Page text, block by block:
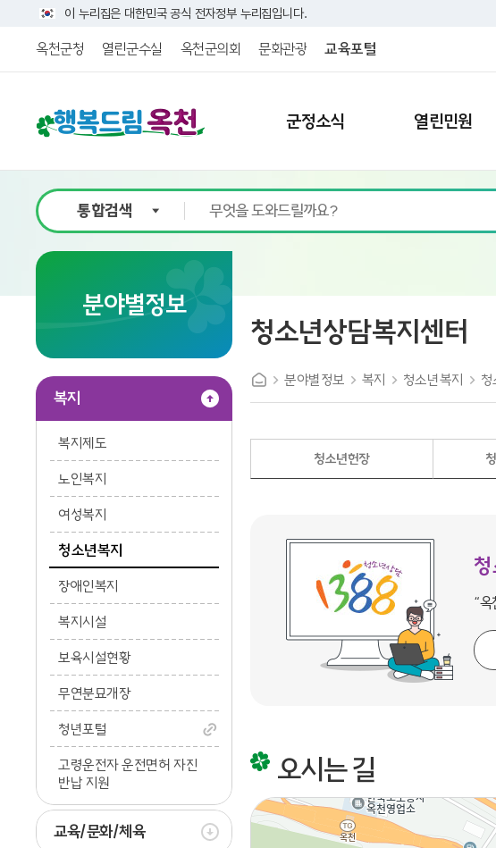
이 누리집은 대한민국 공식 전자정부 누리집입니다.
옥천군청 열린군수실 옥천군의회 문화관광 교육포털
군정소식 열린민원
분야별정보
복지
복지제도
노인복지
여성복지
청소년복지
장애인복지
복지시설
보육시설현황
무연분묘개장
청년포털
고령운전자 운전면허 자진
반납 지원
교육/문화/체육
청소년상담복지센터
분야별정보 복지 청소년복지
청소년헌장
“
오시는 길